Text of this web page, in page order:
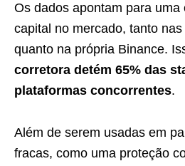
Os dados apontam para uma
capital no mercado, tanto
quanto na própria Binance.
corretora detém 65% das
plataformas concorrentes.
Além de serem usadas em
fracas, como uma proteção